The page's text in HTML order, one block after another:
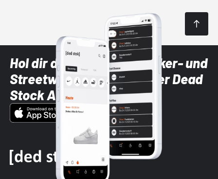
Hol dir die neuesten Sneaker- und
Streetwear-Brands mit der Dead
Stock App